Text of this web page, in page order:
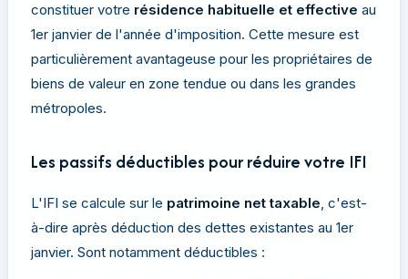
constituer votre résidence habituelle et effective au
1er janvier de l'année d'imposition. Cette mesure est
particulièrement avantageuse pour les propriétaires de
biens de valeur en zone tendue ou dans les grandes
métropoles.
Les passifs déductibles pour réduire votre IFI
L'IFI se calcule sur le patrimoine net taxable, c'est-
à-dire après déduction des dettes existantes au 1er
janvier. Sont notamment déductibles :